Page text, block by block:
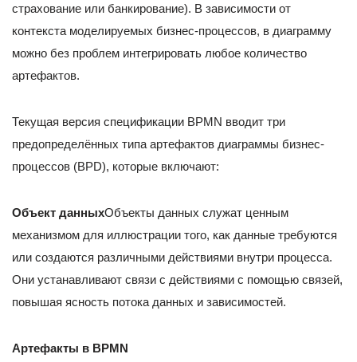
страхование или банкирование). В зависимости от
контекста моделируемых бизнес-процессов, в диаграмму
можно без проблем интегрировать любое количество
артефактов.
Текущая версия спецификации BPMN вводит три
предопределённых типа артефактов диаграммы бизнес-
процессов (BPD), которые включают:
Объект данныхОбъекты данных служат ценным
механизмом для иллюстрации того, как данные требуются
или создаются различными действиями внутри процесса.
Они устанавливают связи с действиями с помощью связей,
повышая ясность потока данных и зависимостей.
Артефакты в BPMN